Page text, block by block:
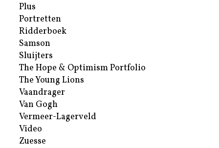
Plus
Portretten
Ridderboek
Samson
Sluijters
The Hope & Optimism Portfolio
The Young Lions
Vaandrager
Van Gogh
Vermeer-Lagerveld
Video
Zuesse